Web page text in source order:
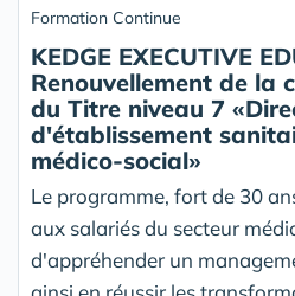
Formation Continue
KEDGE EXECUTIVE
Renouvellement de la
du Titre niveau 7
d'établissement
médico-social»
Le programme, fort de 30
aux salariés du secteur
d'appréhender un